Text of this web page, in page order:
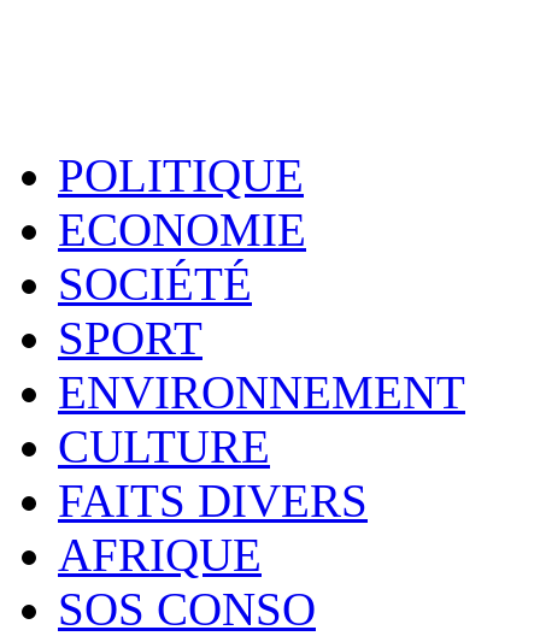
POLITIQUE
ECONOMIE
SOCIÉTÉ
SPORT
ENVIRONNEMENT
CULTURE
FAITS DIVERS
AFRIQUE
SOS CONSO